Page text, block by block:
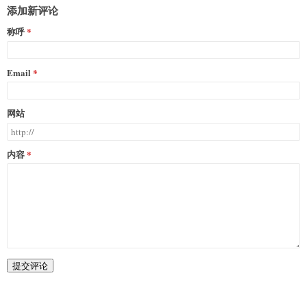
添加新评论
称呼
Email
网站
内容
提交评论